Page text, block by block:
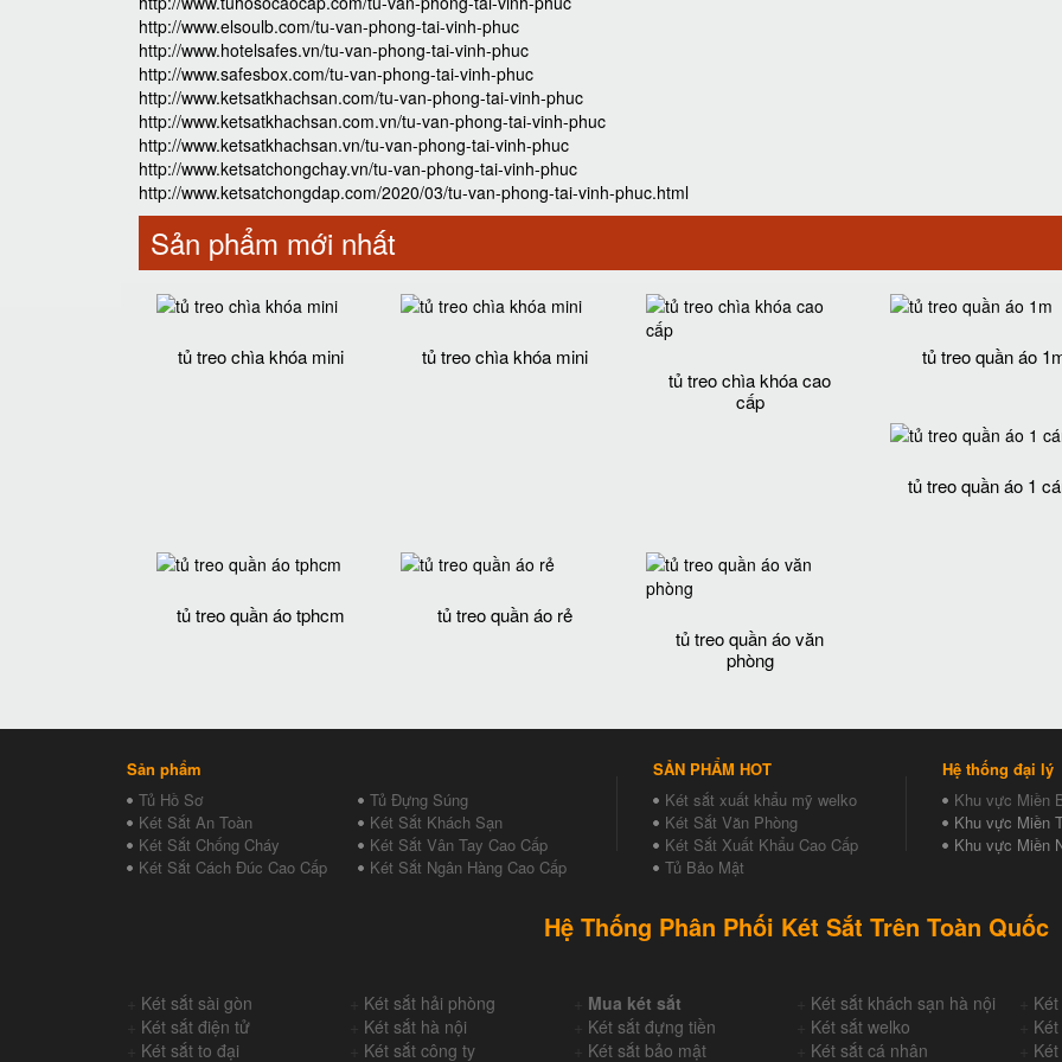
http://www.elsoulb.com/tu-van-phong-tai-vinh-phuc
http://www.hotelsafes.vn/tu-van-phong-tai-vinh-phuc
http://www.safesbox.com/tu-van-phong-tai-vinh-phuc
http://www.ketsatkhachsan.com/tu-van-phong-tai-vinh-phuc
http://www.ketsatkhachsan.com.vn/tu-van-phong-tai-vinh-phuc
http://www.ketsatkhachsan.vn/tu-van-phong-tai-vinh-phuc
http://www.ketsatchongchay.vn/tu-van-phong-tai-vinh-phuc
http://www.ketsatchongdap.com/2020/03/tu-van-phong-tai-vinh-phuc.html
Sản phẩm mới nhất
tủ treo chìa khóa mini
tủ treo chìa khóa mini
tủ treo chìa khóa cao
cấp
tủ treo quần áo
tủ treo quần áo 1
tủ treo quần áo tphcm
tủ treo quần áo rẻ
tủ treo quần áo văn
phòng
Sản phẩm
Tủ Hồ Sơ
Tủ Đựng Súng
Két Sắt An Toàn
Két Sắt Khách Sạn
Két Sắt Chống Cháy
Két Sắt Vân Tay Cao Cấp
Két Sắt Cách Đúc Cao Cấp
Két Sắt Ngân Hàng Cao Cấp
SẢN PHẨM HOT
Két sắt xuất khẩu mỹ welko
Két Sắt Văn Phòng
Két Sắt Xuất Khẩu Cao Cấp
Tủ Bảo Mật
Hệ thống đại lý
Khu vực Miền
Khu vực Miền
Khu vực Miền
Hệ Thống Phân Phối Két Sắt Trên Toàn Quốc
Két sắt sài gòn Két sắt hải phòng Mua két sắt Két sắt khách sạn hà nội
Két sắt điện tử Két sắt hà nội Két sắt đựng tiền Két sắt welko
Két sắt to đại Két sắt công ty Két sắt bảo mật Két sắt cá nhân